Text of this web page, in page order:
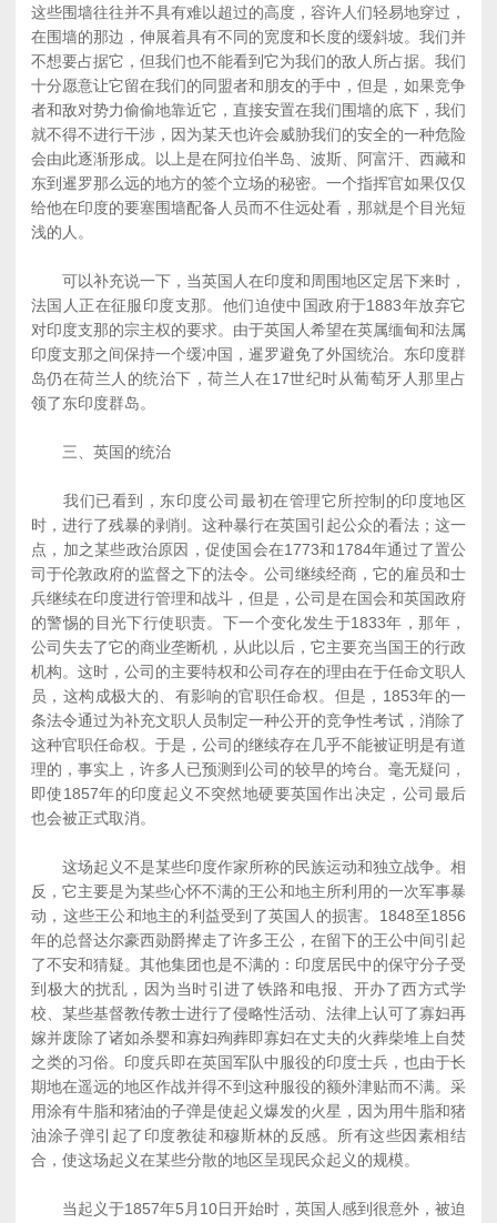
这些围墙往往并不具有难以超过的高度，容许人们轻易地穿过，
在围墙的那边，伸展着具有不同的宽度和长度的缓斜坡。我们并
不想要占据它，但我们也不能看到它为我们的敌人所占据。我们
十分愿意让它留在我们的同盟者和朋友的手中，但是，如果竞争
者和敌对势力偷偷地靠近它，直接安置在我们围墙的底下，我们
就不得不进行干涉，因为某天也许会威胁我们的安全的一种危险
会由此逐渐形成。以上是在阿拉伯半岛、波斯、阿富汗、西藏和
东到暹罗那么远的地方的签个立场的秘密。一个指挥官如果仅仅
给他在印度的要塞围墙配备人员而不住远处看，那就是个目光短
浅的人。
可以补充说一下，当英国人在印度和周围地区定居下来时，
法国人正在征服印度支那。他们迫使中国政府于1883年放弃它
对印度支那的宗主权的要求。由于英国人希望在英属缅甸和法属
印度支那之间保持一个缓冲国，暹罗避免了外国统治。东印度群
岛仍在荷兰人的统治下，荷兰人在17世纪时从葡萄牙人那里占
领了东印度群岛。
三、英国的统治
我们已看到，东印度公司最初在管理它所控制的印度地区
时，进行了残暴的剥削。这种暴行在英国引起公众的看法；这一
点，加之某些政治原因，促使国会在1773和1784年通过了置公
司于伦敦政府的监督之下的法令。公司继续经商，它的雇员和士
兵继续在印度进行管理和战斗，但是，公司是在国会和英国政府
的警惕的目光下行使职责。下一个变化发生于1833年，那年，
公司失去了它的商业垄断机，从此以后，它主要充当国王的行政
机构。这时，公司的主要特权和公司存在的理由在于任命文职人
员，这构成极大的、有影响的官职任命权。但是，1853年的一
条法令通过为补充文职人员制定一种公开的竞争性考试，消除了
这种官职任命权。于是，公司的继续存在几乎不能被证明是有道
理的，事实上，许多人已预测到公司的较早的垮台。毫无疑问，
即使1857年的印度起义不突然地硬要英国作出决定，公司最后
也会被正式取消。
这场起义不是某些印度作家所称的民族运动和独立战争。相
反，它主要是为某些心怀不满的王公和地主所利用的一次军事暴
动，这些王公和地主的利益受到了英国人的损害。1848至1856
年的总督达尔豪西勋爵撵走了许多王公，在留下的王公中间引起
了不安和猜疑。其他集团也是不满的：印度居民中的保守分子受
到极大的扰乱，因为当时引进了铁路和电报、开办了西方式学
校、某些基督教传教士进行了侵略性活动、法律上认可了寡妇再
嫁并废除了诸如杀婴和寡妇殉葬即寡妇在丈夫的火葬柴堆上自焚
之类的习俗。印度兵即在英国军队中服役的印度士兵，也由于长
期地在遥远的地区作战并得不到这种服役的额外津贴而不满。采
用涂有牛脂和猪油的子弹是使起义爆发的火星，因为用牛脂和猪
油涂子弹引起了印度教徒和穆斯林的反感。所有这些因素相结
合，使这场起义在某些分散的地区呈现民众起义的规模。
当起义于1857年5月10日开始时，英国人感到很意外，被迫